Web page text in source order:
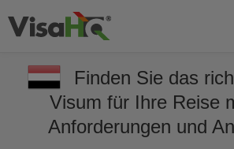
Finden Sie das
Visum für Ihre Reise
Anforderungen und